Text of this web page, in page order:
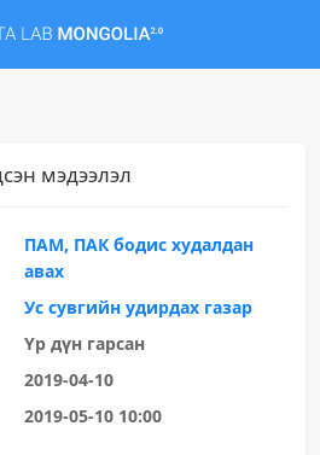
мэдээлэл
ПАМ, ПАК бодис худалдан
авах
Ус сувгийн удирдах газар
Үр дүн гарсан
2019-04-10
2019-05-10 10:00